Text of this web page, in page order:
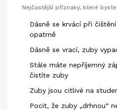
Nejčastější příznaky, které
Dásně se krvácí při
opatrně
Dásně se vrací, zuby
Stále máte nepříjemný
čistíte zuby
Zuby jsou citlivé na
Pocit, že zuby „drhnou“